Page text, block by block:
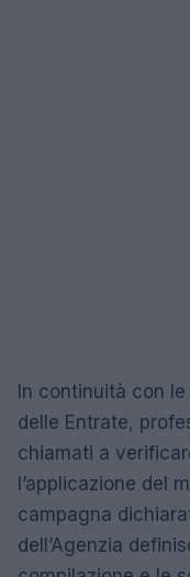
In continuità con le
delle Entrate,
chiamati a
l’applicazione del
campagna
dell’Agenzia